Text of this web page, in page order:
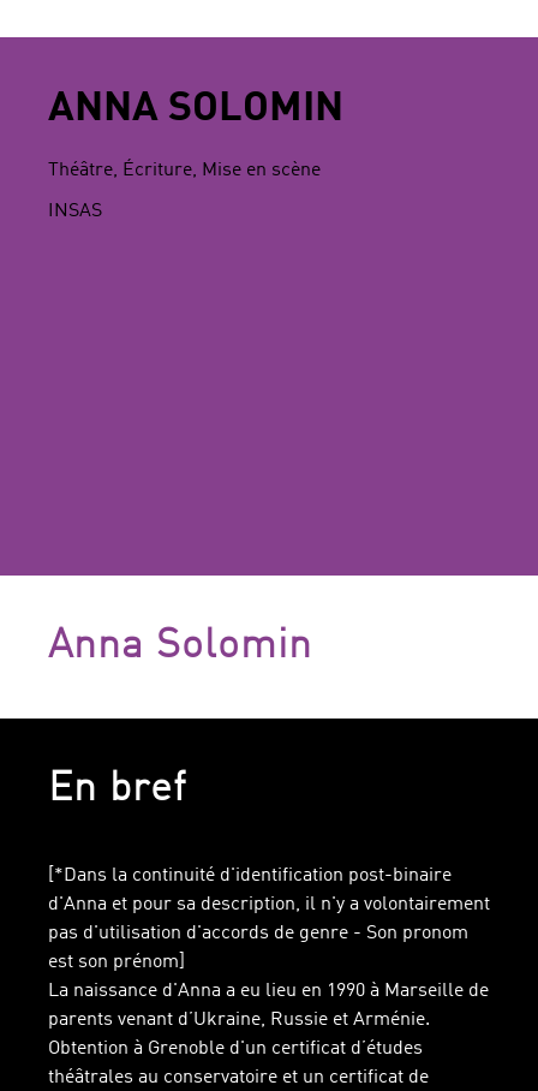
ANNA SOLOMIN
Théâtre, Écriture, Mise en scène
INSAS
Anna Solomin
En bref
[*Dans la continuité d'identification post-binaire
d'Anna et pour sa description, il n'y a volontairement
pas d'utilisation d'accords de genre - Son pronom
est son prénom]
La naissance d'Anna a eu lieu en 1990 à Marseille de
parents venant d’Ukraine, Russie et Arménie.
Obtention à Grenoble d'un certificat d’études
théâtrales au conservatoire et un certificat de